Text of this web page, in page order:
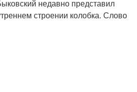
недавно представил
строении колобка. Слово